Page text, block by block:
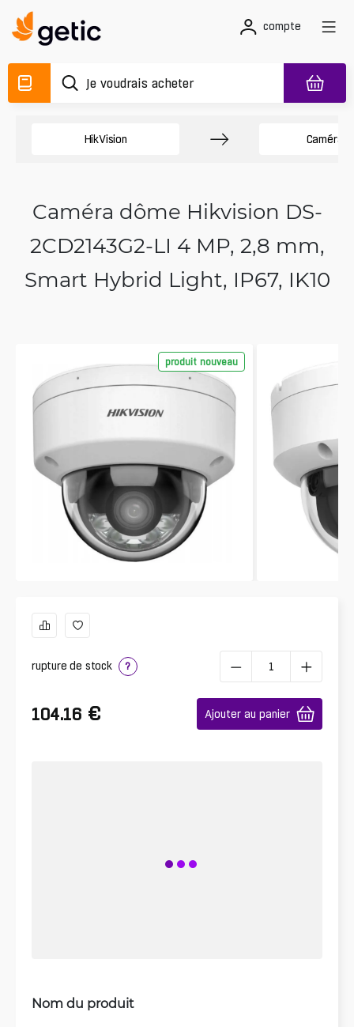
compte
HikVision Caméras
Caméra dôme Hikvision DS-
2CD2143G2-LI 4 MP, 2,8 mm,
Smart Hybrid Light, IP67, IK10
produit nouveau
rupture de stock ?
104.16 € Ajouter au panier
Nom du produit